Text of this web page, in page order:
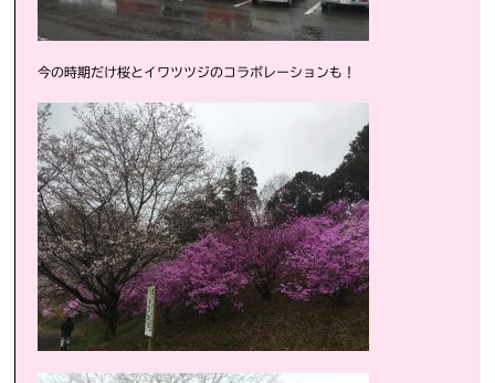
今の時期だけ桜とイワツツジのコラボレーションも！